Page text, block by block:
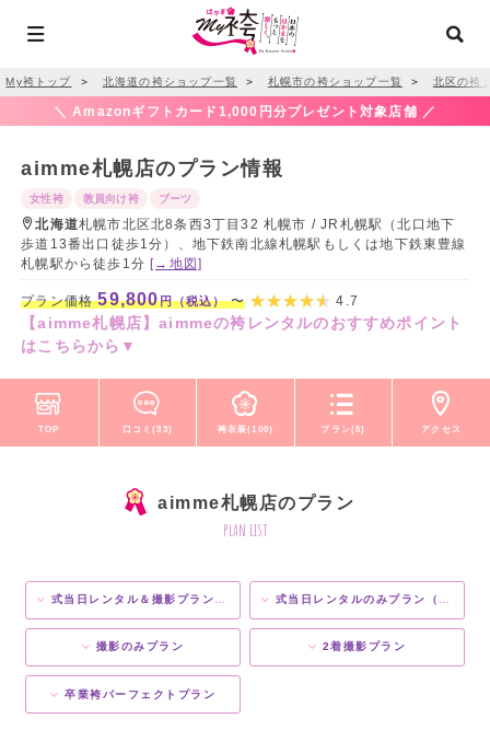
My袴トップ ＞ 北海道の袴ショップ一覧 ＞ 札幌市の袴ショップ一覧 ＞ 北区の袴
＼ Amazonギフトカード1,000円分プレゼント対象店舗 ／
aimme札幌店のプラン情報
女性袴 教員向け袴 ブーツ
北海道札幌市北区北8条西3丁目32 札幌市 / JR札幌駅（北口地下
歩道13番出口徒歩1分）、地下鉄南北線札幌駅もしくは地下鉄東豊線
札幌駅から徒歩1分[→地図]
プラン価格59,800円（税込）〜 4.7
【aimme札幌店】aimmeの袴レンタルのおすすめポイント
はこちらから▼
TOP 口コミ(33) 袴衣装(100) プラン(5) アクセス
aimme札幌店のプラン
plan list
式当日レンタル＆撮影プラン (全国レンタル可) 式当日レンタルのみプラン（全国レンタル可）
撮影のみプラン 2着撮影プラン
卒業袴パーフェクトプラン